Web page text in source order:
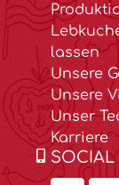
lassen
Unsere
Unsere
Unser
Karriere
SOCIAL